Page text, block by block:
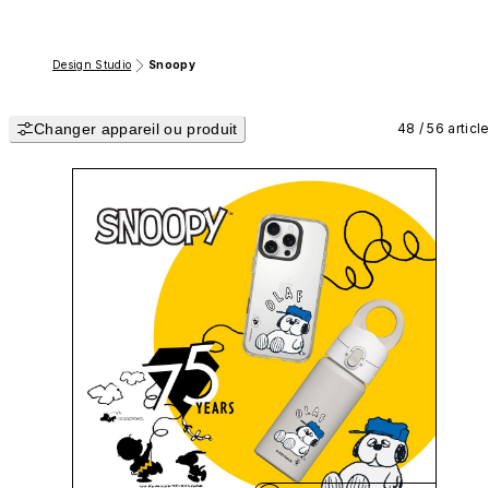
Design Studio Snoopy
Changer appareil ou produit 48 / 56